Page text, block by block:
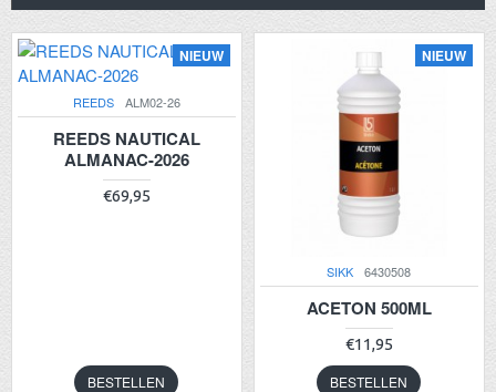
NIEUW
REEDS ALM02-26
REEDS NAUTICAL
ALMANAC-2026
€69,95
BESTELLEN
NIEUW
SIKK 6430508
ACETON 500ML
€11,95
BESTELLEN